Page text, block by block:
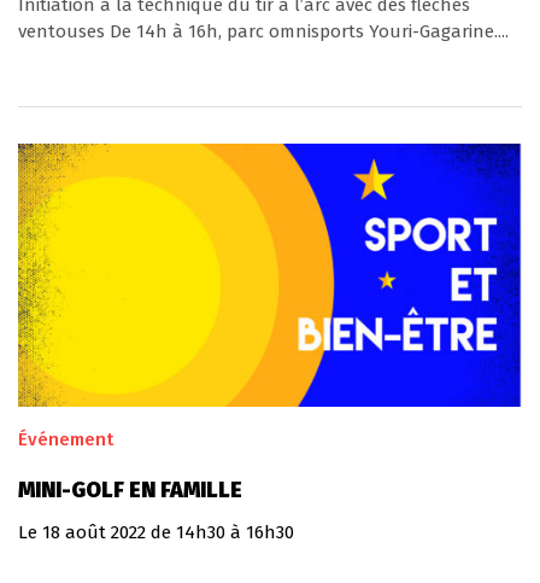
Initiation à la technique du tir à l’arc avec des flèches
ventouses De 14h à 16h, parc omnisports Youri-Gagarine....
Événement
MINI-GOLF EN FAMILLE
Le 18 août 2022 de 14h30 à 16h30